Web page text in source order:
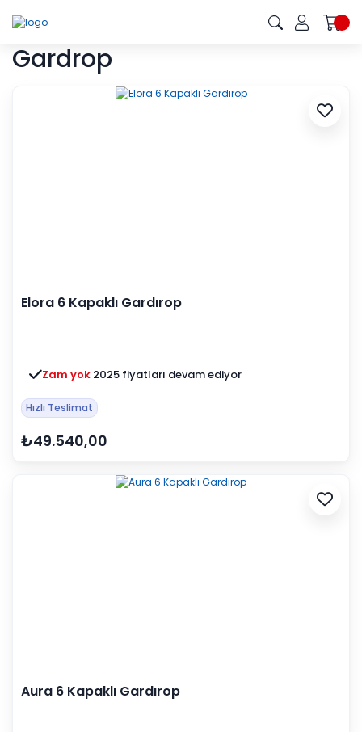
Gardrop
Elora 6 Kapaklı Gardırop
Zam yok 2025 fiyatları devam ediyor
Hızlı Teslimat
₺49.540,00
Aura 6 Kapaklı Gardırop